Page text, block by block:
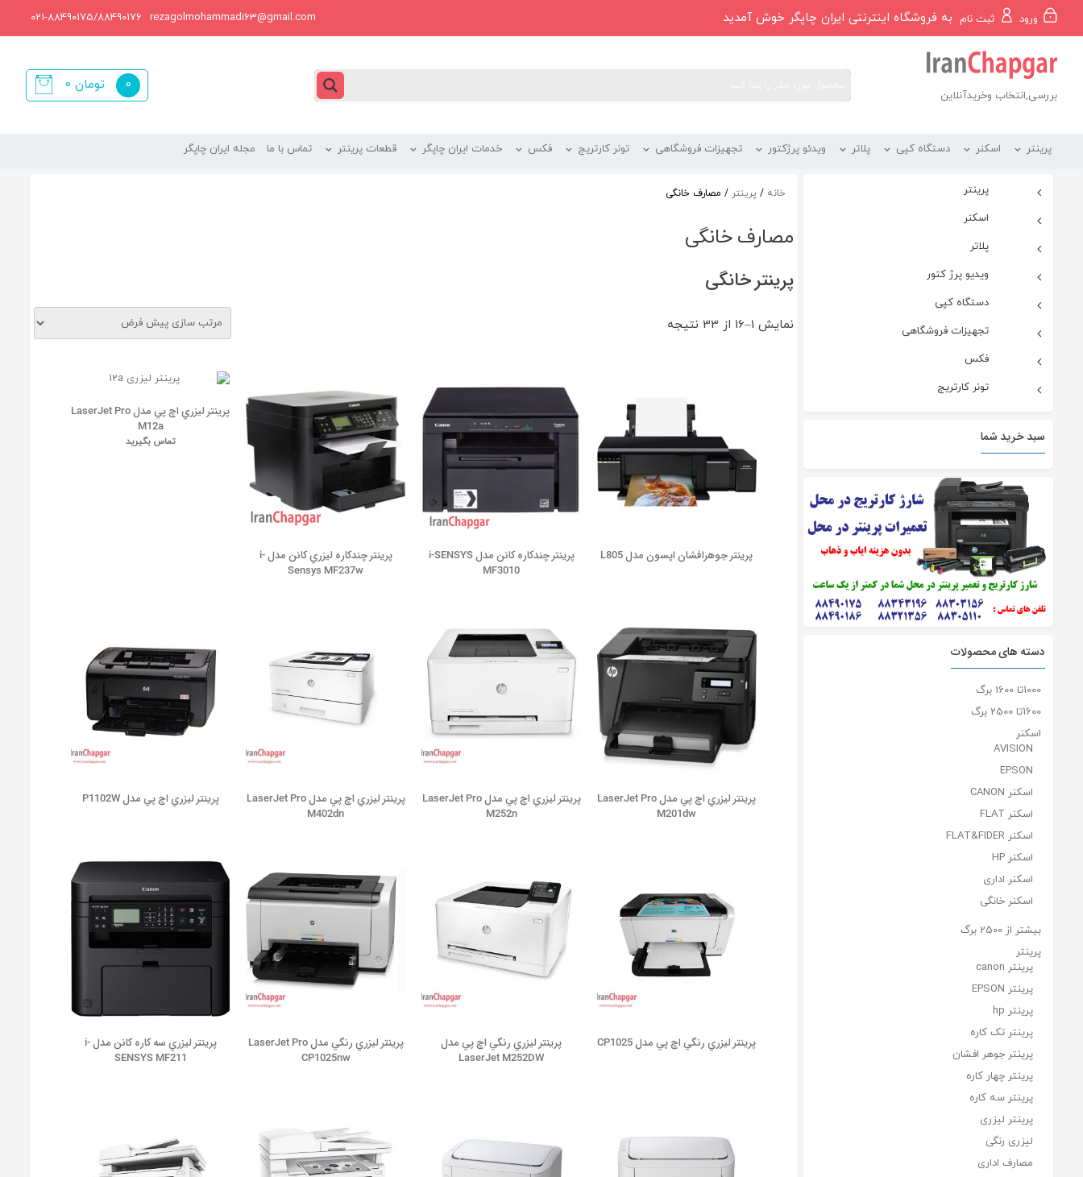
محتوا
ورود ثبت نام به فروشگاه اینترنتی ایران چاپگر خوش آمدید rezagolmohammadi63@gmail.com
021-88490175/88490176
بررسی,انتخاب وخریدآنلاین
0 تومان
0
پرینتر اسکنر دستگاه کپی پلاتر ویدئو پرژکتور تجهیزات فروشگاهی تونر کارتریج فکس خدمات ایران چاپگر قطعات پرینتر تماس با ما مجله ایران چاپگر
خانه / پرینتر / مصارف خانگی
مصارف خانگی
پرینتر خانگی
نمایش 1–16 از 33 نتیجه
پرينتر جوهرافشان اپسون مدل L805
پرينتر چندکاره کانن مدل i-SENSYS
MF3010
پرينتر چندکاره ليزري کانن مدل i-
Sensys MF237w
پرينتر ليزري اچ پي مدل LaserJet Pro
M12a
تماس بگیرید
پرينتر ليزري اچ پي مدل LaserJet Pro
M201dw
پرينتر ليزري اچ پي مدل LaserJet Pro
M252n
پرينتر ليزري اچ پي مدل LaserJet Pro
M402dn
پرينتر ليزري اچ پي مدل P1102W
پرينتر ليزري رنگي اچ پي مدل CP1025
پرينتر ليزري رنگي اچ پي مدل
LaserJet M252DW
پرينتر ليزري رنگي مدل LaserJet Pro
CP1025nw
پرينتر ليزري سه کاره کانن مدل i-
SENSYS MF211
پرینتر
اسکنر
پلاتر
ویدیو پرژ کتور
دستگاه کپی
تجهیزات فروشگاهی
فکس
تونر کارتریج
سبد خرید شما
دسته های محصولات
1000تا 1600 برگ
1600تا 2500 برگ
اسکنر
AVISION
EPSON
اسکنر CANON
اسکنر FLAT
اسکنر FLAT&FIDER
اسکنر HP
اسکنر اداری
اسکنر خانگی
بیشتر از 2500 برگ
پرینتر
پرینتر canon
پرینتر EPSON
پرینتر hp
پرینتر تک کاره
پرینتر جوهر افشان
پرینتر چهار کاره
پرینتر سه کاره
پرینتر لیزری
لیزری رنگی
مصارف اداری